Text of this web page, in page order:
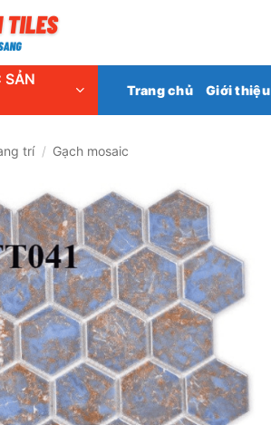
SẢN
Trang chủ Giới thiệu
trí / Gạch mosaic